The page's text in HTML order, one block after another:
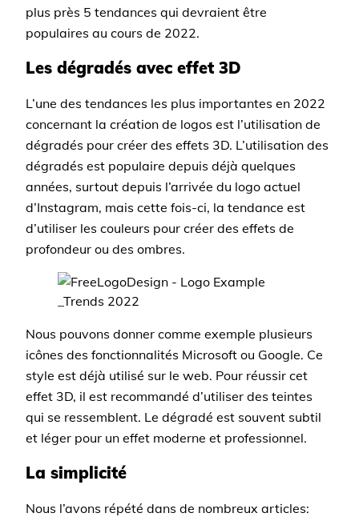
plus près 5 tendances qui devraient être
populaires au cours de 2022.
Les dégradés avec effet 3D
L’une des tendances les plus importantes en 2022
concernant la création de logos est l’utilisation de
dégradés pour créer des effets 3D. L’utilisation des
dégradés est populaire depuis déjà quelques
années, surtout depuis l’arrivée du logo actuel
d’Instagram, mais cette fois-ci, la tendance est
d’utiliser les couleurs pour créer des effets de
profondeur ou des ombres.
Nous pouvons donner comme exemple plusieurs
icônes des fonctionnalités Microsoft ou Google. Ce
style est déjà utilisé sur le web. Pour réussir cet
effet 3D, il est recommandé d’utiliser des teintes
qui se ressemblent. Le dégradé est souvent subtil
et léger pour un effet moderne et professionnel.
La simplicité
Nous l’avons répété dans de nombreux articles: